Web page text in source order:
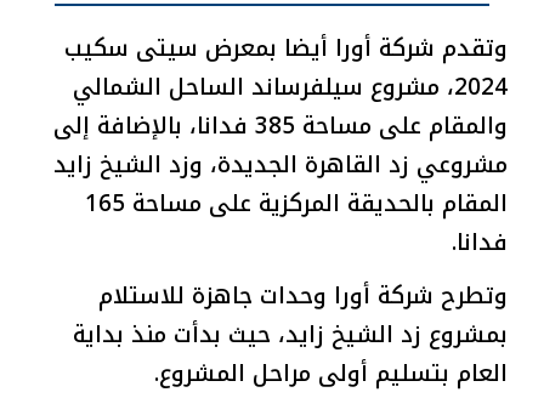
وتقدم شركة أورا أيضا بمعرض سيتى سكيب
2024، مشروع سيلفرساند الساحل الشمالي
والمقام على مساحة 385 فدانا، بالإضافة إلى
مشروعي زد القاهرة الجديدة، وزد الشيخ زايد
المقام بالحديقة المركزية على مساحة 165
فدانا.
وتطرح شركة أورا وحدات جاهزة للاستلام
بمشروع زد الشيخ زايد، حيث بدأت منذ بداية
العام بتسليم أولى مراحل المشروع.